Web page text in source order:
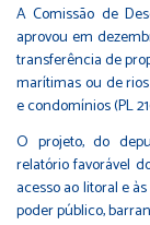
A Comissão de
aprovou em
transferência de
marítimas ou de
e condomínios (PL
O projeto, do
relatório favorável
acesso ao litoral e
poder público,